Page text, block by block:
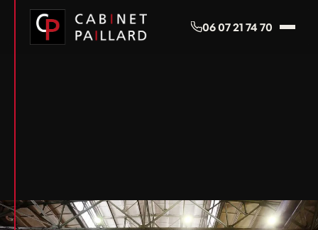
06 07 21 74 70
Panneau de gestion des cookies